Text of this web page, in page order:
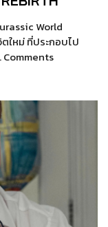
World
ใหม่ ที่ประกอบไป
Comments